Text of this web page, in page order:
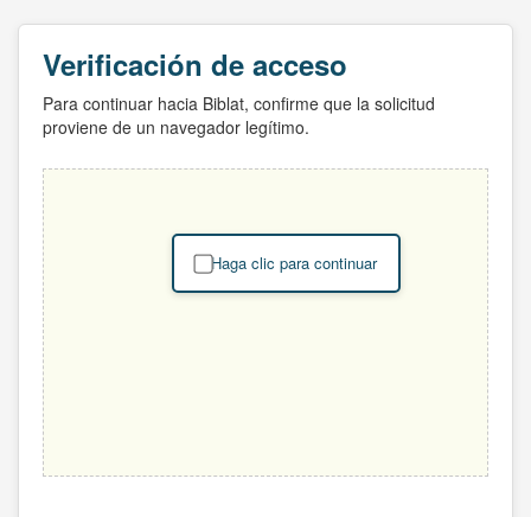
Verificación de acceso
Para continuar hacia Biblat, confirme que la solicitud
proviene de un navegador legítimo.
Haga clic para continuar